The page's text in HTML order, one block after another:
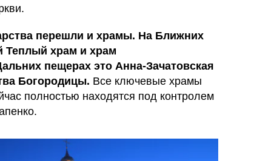
перешли и храмы. На Ближних
Теплый храм и храм
пещерах это Анна-Зачатовская
Богородицы. Все ключевые храмы
полностью находятся под контролем